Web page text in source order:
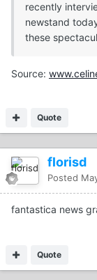
recently
newstand
these
Source:
Quote
florisd
Posted
fantastica news
Quote